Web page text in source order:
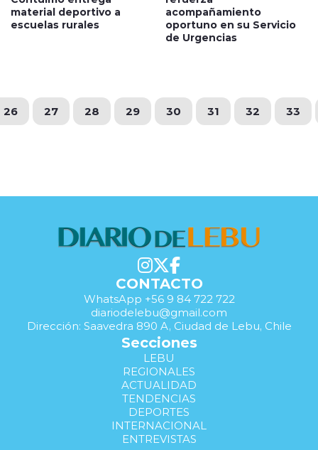
material deportivo a
escuelas rurales
acompañamiento
oportuno en su Servicio
de Urgencias
26 27 28 29 30 31 32 33
CONTACTO
WhatsApp +56 9 84 722 722
diariodelebu@gmail.com
Dirección: Saavedra 890 A, Ciudad de Lebu, Chile
Secciones
LEBU
REGIONALES
ACTUALIDAD
TENDENCIAS
DEPORTES
INTERNACIONAL
ENTREVISTAS